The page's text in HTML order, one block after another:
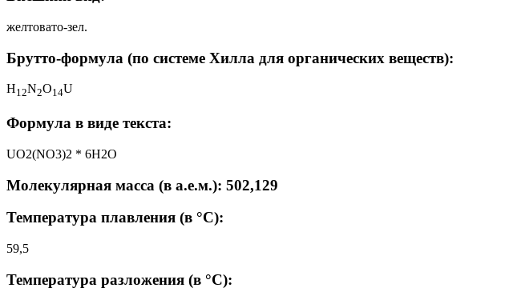
желтовато-зел.
Брутто-формула (по системе Хилла для органических веществ):
H12N2O14U
Формула в виде текста:
UO2(NO3)2 * 6H2O
Молекулярная масса (в а.е.м.): 502,129
Температура плавления (в °C):
59,5
Температура разложения (в °C):